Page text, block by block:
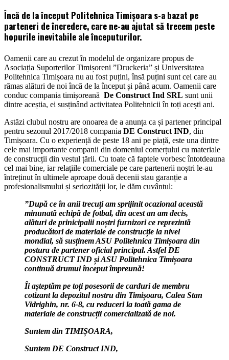
Încă de la început Politehnica Timișoara s-a bazat pe
parteneri de încredere, care ne-au ajutat să trecem peste
hopurile inevitabile ale începuturilor.
Oamenii care au crezut în modelul de organizare propus de
Asociația Suporterilor Timișoreni ”Druckeria” și Universitatea
Politehnica Timișoara nu au fost puțini, însă puțini sunt cei care au
rămas alături de noi încă de la început și până acum. Oamenii care
conduc compania timișoreană De Construct Ind SRL sunt unii
dintre aceștia, ei susținând activitatea Politehnicii în toți acești ani.
Astăzi clubul nostru are onoarea de a anunța ca și partener principal
pentru sezonul 2017/2018 compania DE Construct IND, din
Timișoara. Cu o experiență de peste 18 ani pe piață, este una dintre
cele mai importante companii din domeniul comerțului cu materiale
de construcții din vestul țării. Cu toate că faptele vorbesc întotdeauna
cel mai bine, iar relațiile comerciale pe care partenerii noștri le-au
întreținut în ultimele aproape două decenii stau garanție a
profesionalismului și seriozității lor, le dăm cuvântul:
”După ce în anii trecuți am sprijinit ocazional această
minunată echipă de fotbal, din acest an am decis,
alături de prinicipalii noștri furnizori ce reprezintă
producători de materiale de construcție la nivel
mondial, să susținem ASU Politehnica Timișoara din
postura de partener oficial principal. Astfel DE
CONSTRUCT IND și ASU Politehnica Timișoara
continuă drumul început împreună!
Îi așteptăm pe toți posesorii de carduri de membru
cotizant la depozitul nostru din Timișoara, Calea Stan
Vidrighin, nr. 6-8, cu reduceri la toată gama de
materiale de construcții comercializată de noi.
Suntem din TIMIȘOARA,
Suntem DE Construct IND,